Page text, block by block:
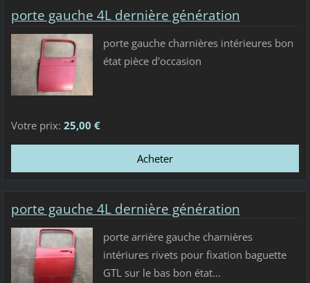
porte gauche 4L dernière génération
porte gauche charnières intérieures bon
état pièce d'occasion
Votre prix: 25,00 €
porte gauche 4L dernière génération
porte arrière gauche charnières
intériures rivets pour fixation baguette
GTL sur le bas bon état...